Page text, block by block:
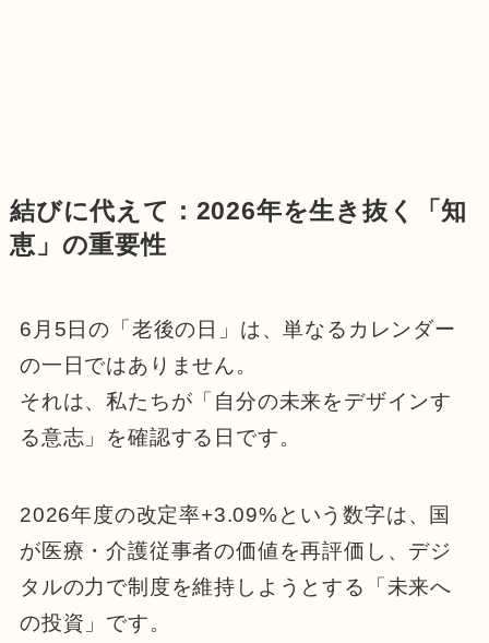
結びに代えて：2026年を生き抜く「知
恵」の重要性
6月5日の「老後の日」は、単なるカレンダー
の一日ではありません。
それは、私たちが「自分の未来をデザインす
る意志」を確認する日です。
2026年度の改定率+3.09%という数字は、国
が医療・介護従事者の価値を再評価し、デジ
タルの力で制度を維持しようとする「未来へ
の投資」です。